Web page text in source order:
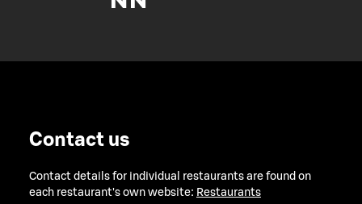
Contact us
Contact details for individual restaurants are found on
each restaurant's own website: Restaurants